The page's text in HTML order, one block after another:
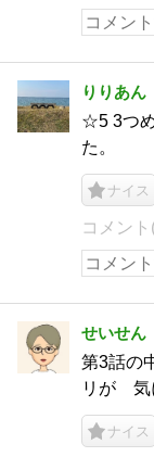
りりあん
☆5 3つ
た。
ナイス
コメント
せいせん
第3話の
リが 気
ナイス